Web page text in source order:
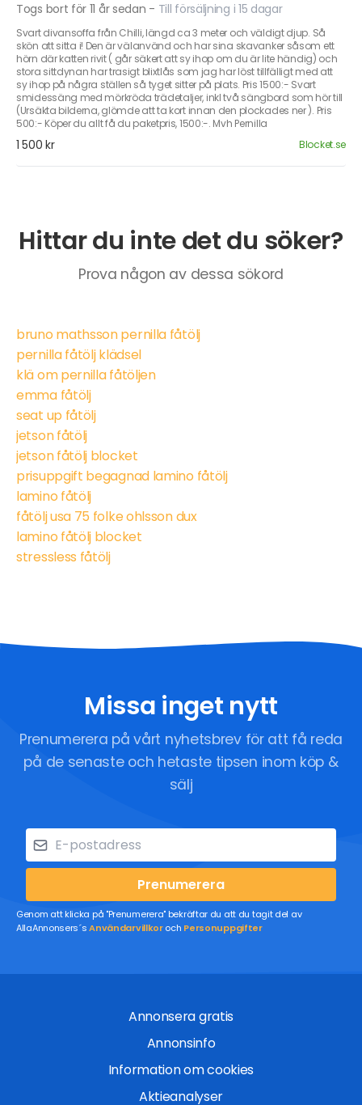
Togs bort för 11 år sedan - Till försäljning i 15 dagar
Svart divansoffa från Chilli, längd ca 3 meter och väldigt djup. Så
skön att sitta i! Den är välanvänd och har sina skavanker såsom ett
hörn där katten rivit ( går säkert att sy ihop om du är lite händig) och
stora sittdynan har trasigt blixtlås som jag har löst tillfälligt med att
sy ihop på några ställen så tyget sitter på plats. Pris 1500:- Svart
smidessäng med mörkröda trädetaljer, inkl två sängbord som hör till
(Ursäkta bilderna, glömde att ta kort innan den plockades ner ). Pris
500:- Köper du allt få du paketpris, 1500:-. Mvh Pernilla
1 500 kr Blocket.se
Hittar du inte det du söker?
Prova någon av dessa sökord
bruno mathsson pernilla fåtölj
pernilla fåtölj klädsel
klä om pernilla fåtöljen
emma fåtölj
seat up fåtölj
jetson fåtölj
jetson fåtölj blocket
prisuppgift begagnad lamino fåtölj
lamino fåtölj
fåtölj usa 75 folke ohlsson dux
lamino fåtölj blocket
stressless fåtölj
Missa inget nytt
Prenumerera på vårt nyhetsbrev för att få reda
på de senaste och hetaste tipsen inom köp &
sälj
Prenumerera
Genom att klicka på "Prenumerera" bekräftar du att du tagit del av
AllaAnnonsers´sAnvändarvillkoroch Personuppgifter
Annonsera gratis
Annonsinfo
Information om cookies
Aktieanalyser